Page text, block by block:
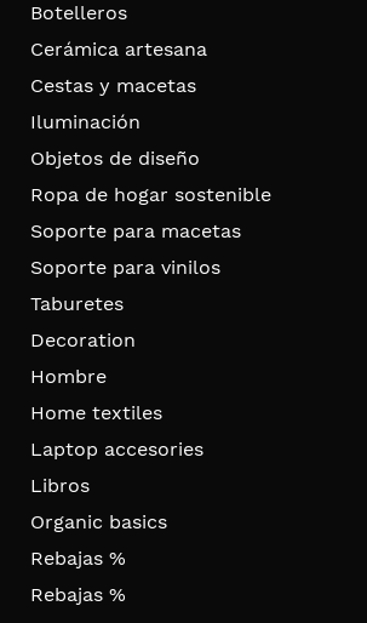
Botelleros
Cerámica artesana
Cestas y macetas
Iluminación
Objetos de diseño
Ropa de hogar sostenible
Soporte para macetas
Soporte para vinilos
Taburetes
Decoration
Hombre
Home textiles
Laptop accesories
Libros
Organic basics
Rebajas %
Rebajas %